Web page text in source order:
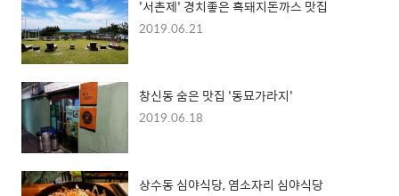
'서촌제' 경치좋은 흑돼지돈까스 맛집
2019.06.21
창신동 숨은 맛집 '동묘가라지'
2019.06.18
상수동 심야식당, 염소자리 심야식당